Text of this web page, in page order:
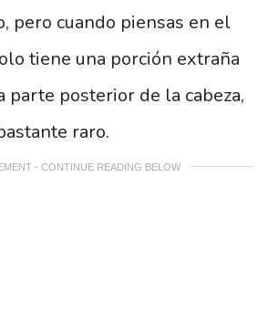
pero cuando piensas en el
tiene una porción extraña
parte posterior de la cabeza,
raro.
- CONTINUE READING BELOW